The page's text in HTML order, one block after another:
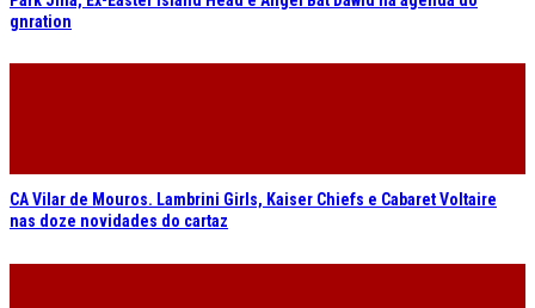
gnration
CA Vilar de Mouros. Lambrini Girls, Kaiser Chiefs e Cabaret Voltaire
nas doze novidades do cartaz